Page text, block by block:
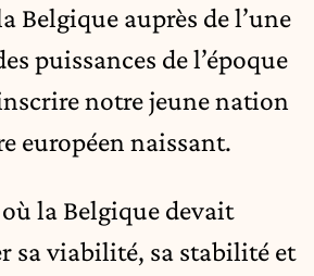
Belgique auprès de l’une
puissances de l’époque
notre jeune nation
européen naissant.
la Belgique devait
sa viabilité, sa stabilité et